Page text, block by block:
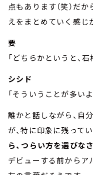
点もあります（笑）だ
えをまとめていく感じ
要
「どちらかというと、
シシド
「そういうことが多い
誰かと話しながら、自
が、特に印象に残って
ら、つらい方を選びなさ
デビューする前からア